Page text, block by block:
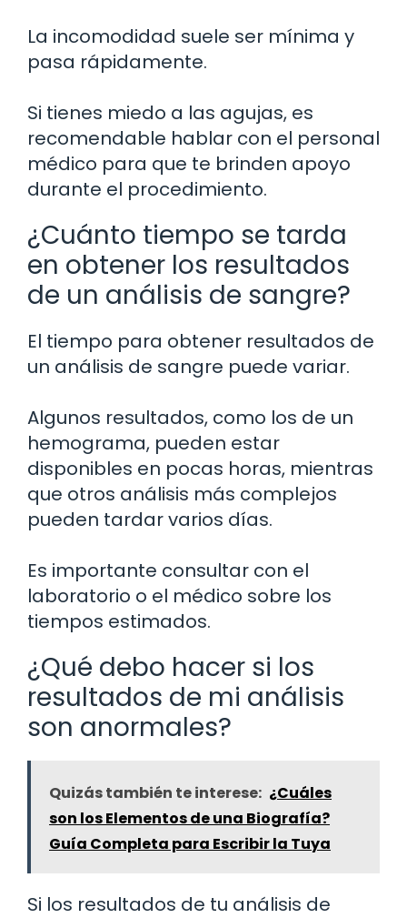
La incomodidad suele ser mínima y
pasa rápidamente.
Si tienes miedo a las agujas, es
recomendable hablar con el personal
médico para que te brinden apoyo
durante el procedimiento.
¿Cuánto tiempo se tarda
en obtener los resultados
de un análisis de sangre?
El tiempo para obtener resultados de
un análisis de sangre puede variar.
Algunos resultados, como los de un
hemograma, pueden estar
disponibles en pocas horas, mientras
que otros análisis más complejos
pueden tardar varios días.
Es importante consultar con el
laboratorio o el médico sobre los
tiempos estimados.
¿Qué debo hacer si los
resultados de mi análisis
son anormales?
Quizás también te interese: ¿Cuáles
son los Elementos de una Biografía?
Guía Completa para Escribir la Tuya
Si los resultados de tu análisis de